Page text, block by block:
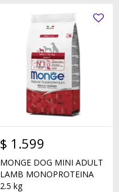
$ 1.599
MONGE DOG MINI ADULT
LAMB MONOPROTEINA
2.5 kg